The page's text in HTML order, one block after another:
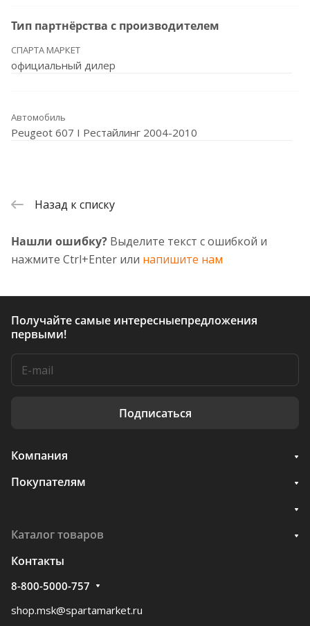
Тип партнёрства с производителем
СПАРТА МАРКЕТ
официальный дилер
Автомобиль
Peugeot 607 I Рестайлинг 2004-2010
Назад к списку
Нашли ошибку? Выделите текст с ошибкой и
нажмите Ctrl+Enter или напишите нам
Получайте самые интересныепредложения
первыми!
Подписаться
Компания
Покупателям
Каталог товаров
Контакты
8-800-5000-757
shop.msk@spartamarket.ru